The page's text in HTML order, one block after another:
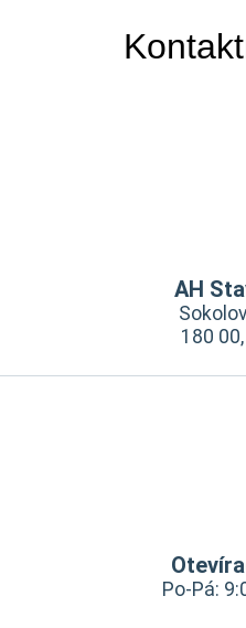
AH
180
Po-Pá: